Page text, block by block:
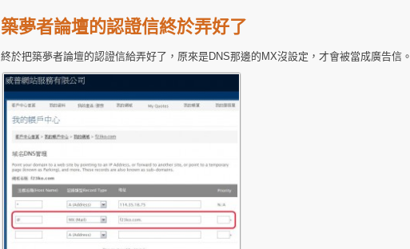
築夢者論壇的認證信終於弄好了
終於把築夢者論壇的認證信給弄好了，原來是DNS那邊的MX沒設定，才會被當成廣告信。